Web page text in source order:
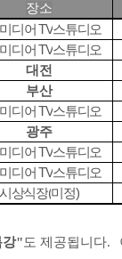
장소
미디어 TV스튜디오
미디어 TV스튜디오
대전
부산
미디어 TV스튜디오
광주
미디어 TV스튜디오
미디어 TV스튜디오
시상식장(미정)
강"도 제공됩니다.